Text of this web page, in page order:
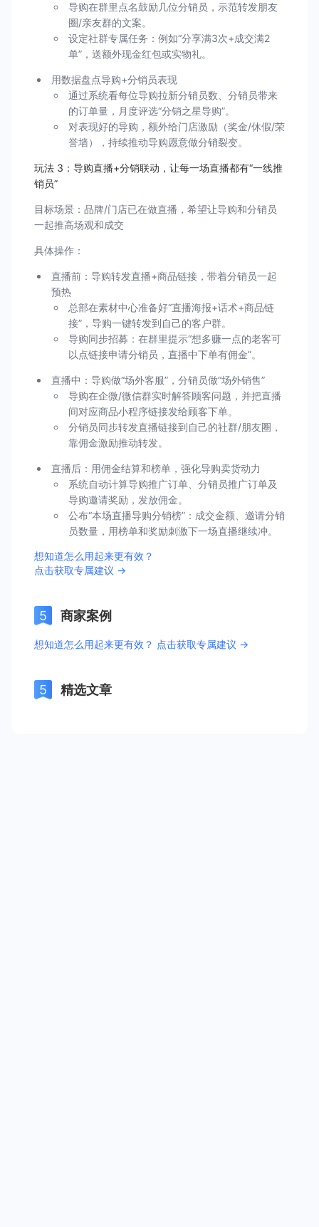
导购在群里点名鼓励几位分销员，示范转发朋友
圈/亲友群的文案。
设定社群专属任务：例如“分享满3次+成交满2
单”，送额外现金红包或实物礼。
用数据盘点导购+分销员表现
通过系统看每位导购拉新分销员数、分销员带来
的订单量，月度评选“分销之星导购”。
对表现好的导购，额外给门店激励（奖金/休假/荣
誉墙），持续推动导购愿意做分销裂变。
玩法 3：导购直播+分销联动，让每一场直播都有“一线推
销员”
目标场景：品牌/门店已在做直播，希望让导购和分销员
一起推高场观和成交
具体操作：
直播前：导购转发直播+商品链接，带着分销员一起
预热
总部在素材中心准备好“直播海报+话术+商品链
接”，导购一键转发到自己的客户群。
导购同步招募：在群里提示“想多赚一点的老客可
以点链接申请分销员，直播中下单有佣金”。
直播中：导购做“场外客服”，分销员做“场外销售”
导购在企微/微信群实时解答顾客问题，并把直播
间对应商品小程序链接发给顾客下单。
分销员同步转发直播链接到自己的社群/朋友圈，
靠佣金激励推动转发。
直播后：用佣金结算和榜单，强化导购卖货动力
系统自动计算导购推广订单、分销员推广订单及
导购邀请奖励，发放佣金。
公布“本场直播导购分销榜”：成交金额、邀请分销
员数量，用榜单和奖励刺激下一场直播继续冲。
想知道怎么用起来更有效？
点击获取专属建议 →
商家案例
想知道怎么用起来更有效？ 点击获取专属建议 →
精选文章